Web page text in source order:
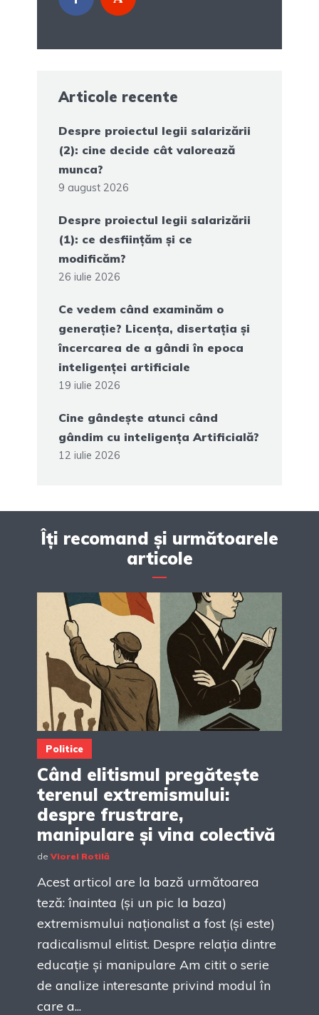
Articole recente
Despre proiectul legii salarizării
(2): cine decide cât valorează
munca?
9 august 2026
Despre proiectul legii salarizării
(1): ce desființăm și ce
modificăm?
26 iulie 2026
Ce vedem când examinăm o
generație? Licența, disertația și
încercarea de a gândi în epoca
inteligenței artificiale
19 iulie 2026
Cine gândește atunci când
gândim cu inteligența Artificială?
12 iulie 2026
Îți recomand și următoarele
articole
Politice
Când elitismul pregătește
terenul extremismului:
despre frustrare,
manipulare și vina colectivă
de Viorel Rotilă
Acest articol are la bază următoarea
teză: înaintea (și un pic la baza)
extremismului naționalist a fost (și este)
radicalismul elitist. Despre relația dintre
educație și manipulare Am citit o serie
de analize interesante privind modul în
care a...